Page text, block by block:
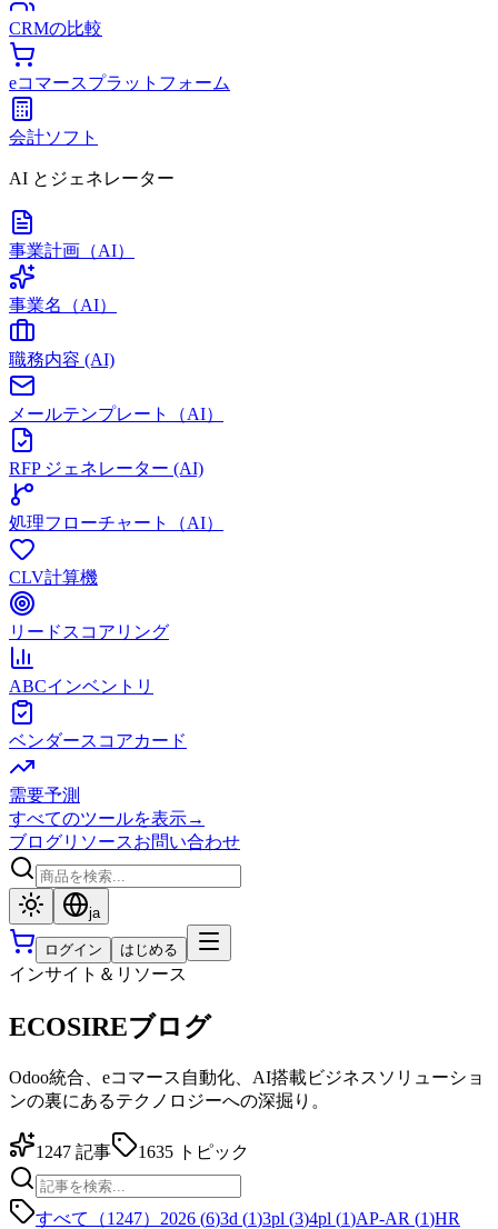
CRMの比較
eコマースプラットフォーム
会計ソフト
AI とジェネレーター
事業計画（AI）
事業名（AI）
職務内容 (AI)
メールテンプレート（AI）
RFP ジェネレーター (AI)
処理フローチャート（AI）
CLV計算機
リードスコアリング
ABCインベントリ
ベンダースコアカード
需要予測
すべてのツールを表示→
ブログリソースお問い合わせ
ja
ログイン はじめる
インサイト＆リソース
ECOSIREブログ
Odoo統合、eコマース自動化、AI搭載ビジネスソリューショ
ンの裏にあるテクノロジーへの深掘り。
1247 記事 1635 トピック
すべて（1247） 2026 (6)3d (1)3pl (3)4pl (1)AP-AR (1)HR